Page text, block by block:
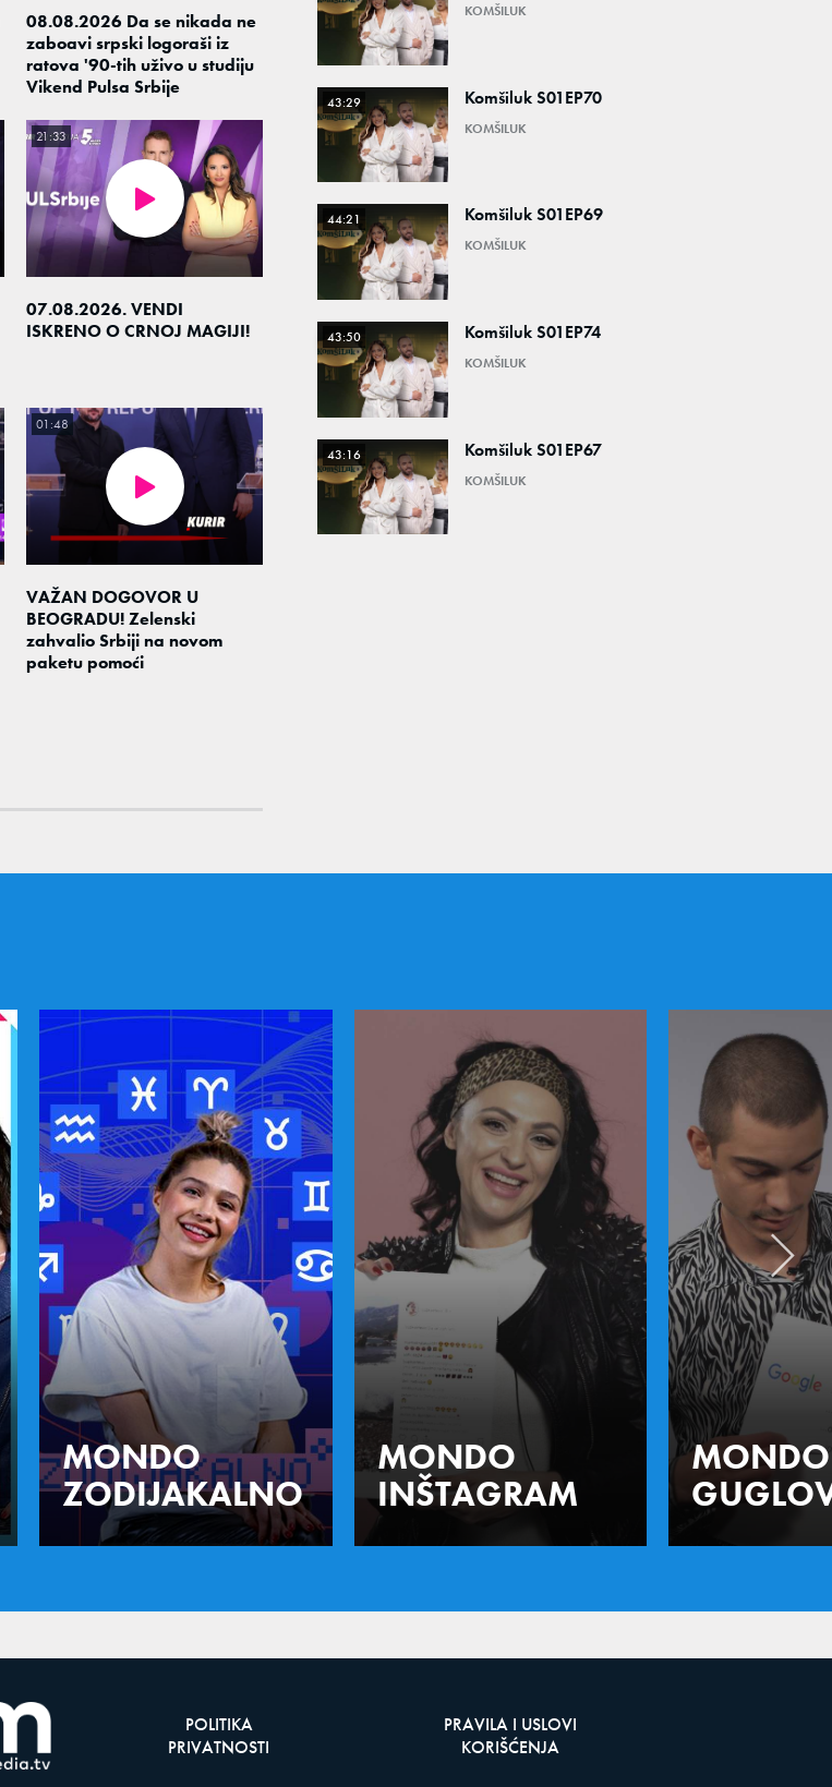
08.08.2026 Da se nikada ne
zaboavi srpski logoraši iz
ratova '90-tih uživo u studiju
Vikend Pulsa Srbije
07.08.2026. VENDI
ISKRENO O CRNOJ MAGIJI!
21:33
VAŽAN DOGOVOR U
BEOGRADU! Zelenski
zahvalio Srbiji na novom
paketu pomoći
01:48
KOMŠILUK
43:29 Komšiluk S01EP70
KOMŠILUK
44:21 Komšiluk S01EP69
KOMŠILUK
43:50 Komšiluk S01EP74
KOMŠILUK
43:16 Komšiluk S01EP67
KOMŠILUK
MONDO
ZODIJAKALNO
MONDO
INŠTAGRAM
MONDO
POLITIKA
PRIVATNOSTI
PRAVILA I USLOVI
KORIŠĆENJA